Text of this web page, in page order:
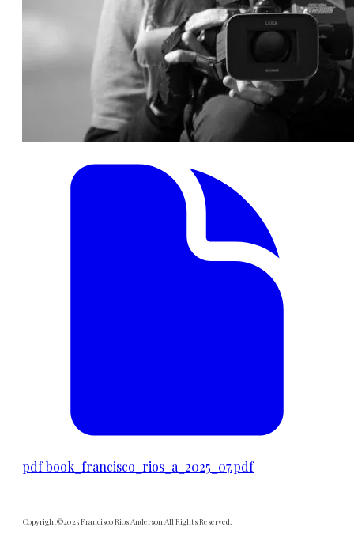
pdfbook_francisco_rios_a_2025_07.pdf
Copyright©2025 Francisco Rios Anderson All Rights Reserved.